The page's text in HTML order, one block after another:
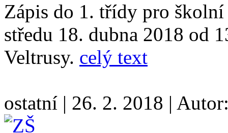
Zápis do 1. třídy pro
středu 18. dubna 2018 od
Veltrusy. celý text
ostatní | 26. 2. 2018 |